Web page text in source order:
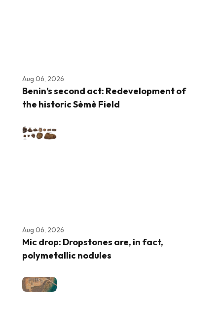
Aug 06, 2026
Benin’s second act: Redevelopment of
the historic Sèmè Field
Aug 06, 2026
Mic drop: Dropstones are, in fact,
polymetallic nodules